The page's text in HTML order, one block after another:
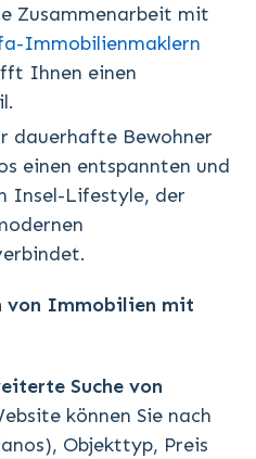
Zusammenarbeit mit
Immobilienmaklern
Ihnen einen
dauerhafte Bewohner
einen entspannten und
Insel-Lifestyle, der
von Immobilien mit
Suche von
können Sie nach
Objekttyp, Preis